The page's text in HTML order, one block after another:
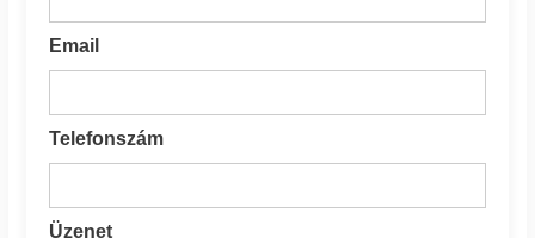
Email
Telefonszám
Üzenet